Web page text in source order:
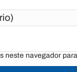
neste navegador